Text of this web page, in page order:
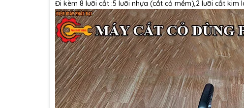
Đi kèm 8 lưỡi cắt :5 lưỡi nhựa (cắt cỏ mềm),2 lưỡi cắt kim